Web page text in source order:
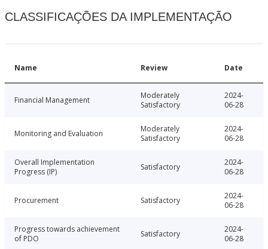
CLASSIFICAÇÕES DA IMPLEMENTAÇÃO
Name Review Date
Financial Management
Moderately
Satisfactory
2024-
06-28
Monitoring and Evaluation
Moderately
Satisfactory
2024-
06-28
Overall Implementation
Progress (IP)
Satisfactory
2024-
06-28
Procurement Satisfactory
2024-
06-28
Progress towards achievement
of PDO
Satisfactory
2024-
06-28